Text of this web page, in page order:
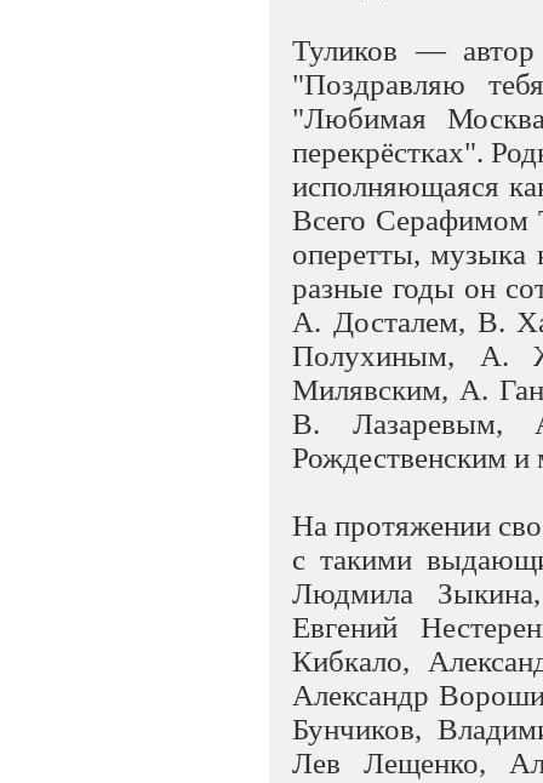
Туликов —
"Поздравляю
"Любимая
перекрёстках".
исполняющаяся
Всего Серафимом
оперетты,
разные годы он
А. Досталем, В.
Полухиным, А.
Милявским, А.
В. Лазаревым,
Рождественским
На протяжении
с такими
Людмила
Евгений
Кибкало,
Александр
Бунчиков,
Лев Лещенко,